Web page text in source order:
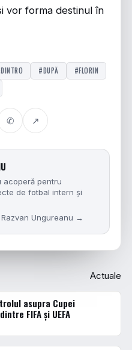
vor forma destinul în
#DUPĂ
#FLORIN
✆ ↗
acoperă pentru
de fotbal intern și
Ungureanu →
Actuale
asupra Cupei
FIFA și UEFA